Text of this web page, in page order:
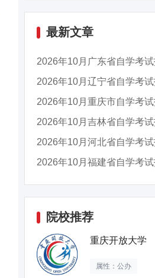
最新文章
2026年10月广东省自学考
2026年10月辽宁省自学考
2026年10月重庆市自学考
2026年10月吉林省自学考
2026年10月河北省自学考
2026年10月福建省自学考
院校推荐
重庆开放大学
属性：公办